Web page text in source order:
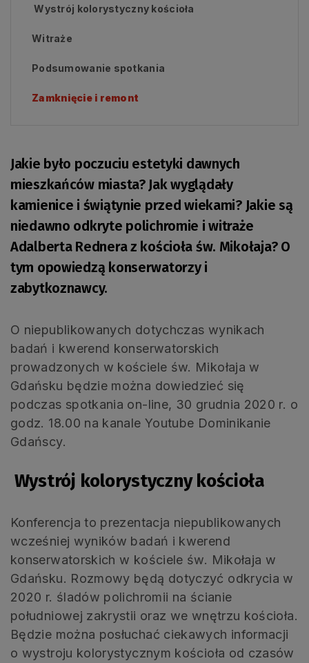
Wystrój kolorystyczny kościoła
Witraże
Podsumowanie spotkania
Zamknięcie i remont
Jakie było poczuciu estetyki dawnych
mieszkańców miasta? Jak wyglądały
kamienice i świątynie przed wiekami? Jakie są
niedawno odkryte polichromie i witraże
Adalberta Rednera z kościoła św. Mikołaja? O
tym opowiedzą konserwatorzy i
zabytkoznawcy.
O niepublikowanych dotychczas wynikach
badań i kwerend konserwatorskich
prowadzonych w kościele św. Mikołaja w
Gdańsku będzie można dowiedzieć się
podczas spotkania on-line, 30 grudnia 2020 r. o
godz. 18.00 na kanale Youtube Dominikanie
Gdańscy.
Wystrój kolorystyczny kościoła
Konferencja to prezentacja niepublikowanych
wcześniej wyników badań i kwerend
konserwatorskich w kościele św. Mikołaja w
Gdańsku. Rozmowy będą dotyczyć odkrycia w
2020 r. śladów polichromii na ścianie
południowej zakrystii oraz we wnętrzu kościoła.
Będzie można posłuchać ciekawych informacji
o wystroju kolorystycznym kościoła od czasów